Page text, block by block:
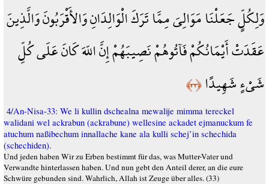
وَلِكُلٍّ جَعَلْنَا مَوَالِيَ مِمَّا تَرَكَ الْوَالِدَانِ وَالأَقْرَبُونَ وَالَّذِينَ
عَقَدَتْ أَيْمَانُكُمْ فَآتُوهُمْ نَصِيبَهُمْ إِنَّ اللّهَ كَانَ عَلَى كُلِّ
شَيْءٍ شَهِيدًا﴿٣٣﴾
4/An-Nisa-33: We li kullin dschealna mewalije mimma tereckel
walidani wel ackrabun (ackrabune) wellesine ackadet ejmanuckum fe
atuchum naßibechum innallache kane ala kulli schej’in schechida
(schechiden).
Und jeden haben Wir zu Erben bestimmt für das, was Mutter-Vater und
Verwandte hinterlassen haben. Und nun gebt den Anteil derer, an die eure
Schwüre gebunden sind. Wahrlich, Allah ist Zeuge über alles. (33)